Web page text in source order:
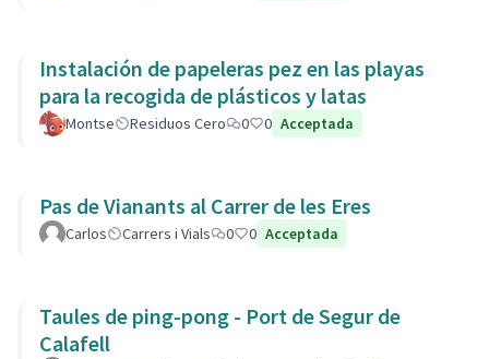
Instalación de papeleras pez en las playas
para la recogida de plásticos y latas
Montse Residuos Cero 0 0 Acceptada
Pas de Vianants al Carrer de les Eres
Carlos Carrers i Vials 0 0 Acceptada
Taules de ping-pong - Port de Segur de
Calafell